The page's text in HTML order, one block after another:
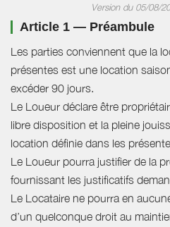
Version du 05/08/
Article 1 — Préambule
Les parties conviennent que la
présentes est une location
excéder 90 jours.
Le Loueur déclare être
libre disposition et la pleine
location définie dans les
Le Loueur pourra justifier de la
fournissant les justificatifs
Le Locataire ne pourra en
d’un quelconque droit au